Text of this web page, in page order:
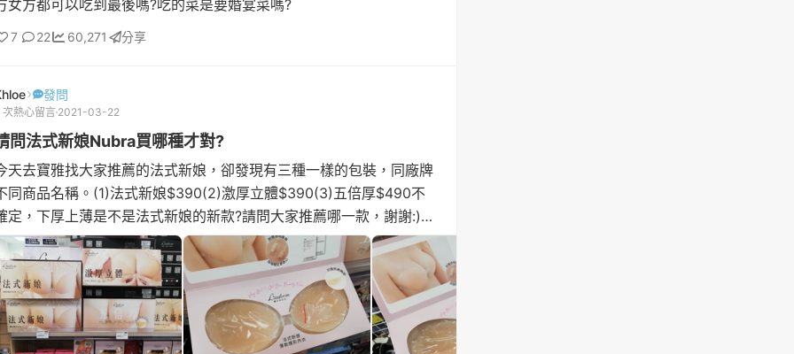
女方都可以吃到最後嗎?吃的菜是要婚宴菜嗎?
7 22 60,271 分享
發問
次熱心留言 2021-03-22
問法式新娘Nubra買哪種才對?
天去寶雅找大家推薦的法式新娘，卻發現有三種一樣的包裝，同廠牌
同商品名稱。(1)法式新娘$390(2)激厚立體$390(3)五倍厚$490不
定，下厚上薄是不是法式新娘的新款?請問大家推薦哪一款，謝謝:)法
新娘(下圖)是平均的厚薄，感覺比較不會掉?激厚立體(下圖)下厚上
，會比較集中嗎?但比較會掉嗎?因為據說Nubra是消耗品，黏個五次
能就不黏了，所以打算買平價款。除了法式新娘也歡迎大家推薦